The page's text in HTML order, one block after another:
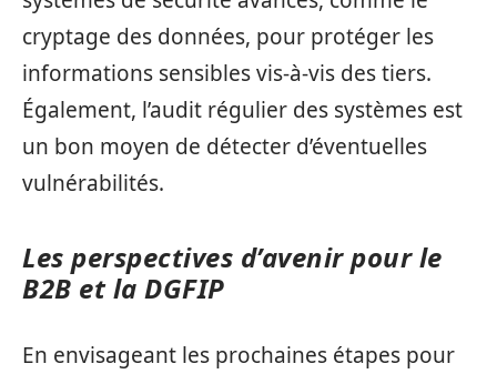
cryptage des données, pour protéger les
informations sensibles vis-à-vis des tiers.
Également, l’audit régulier des systèmes est
un bon moyen de détecter d’éventuelles
vulnérabilités.
Les perspectives d’avenir pour le
B2B et la DGFIP
En envisageant les prochaines étapes pour